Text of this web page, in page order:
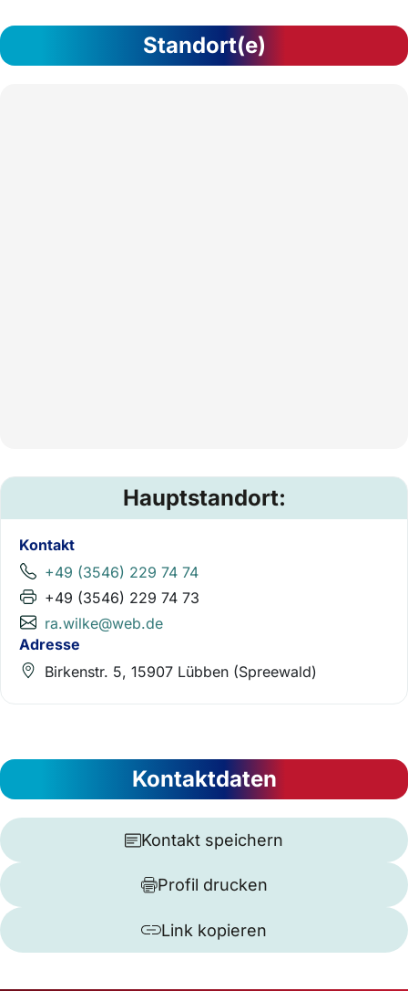
Standort(e)
Hauptstandort:
Kontakt
+49 (3546) 229 74 74
+49 (3546) 229 74 73
ra.wilke@web.de
Adresse
Birkenstr. 5, 15907 Lübben (Spreewald)
Kontaktdaten
Kontakt speichern
Profil drucken
Link kopieren